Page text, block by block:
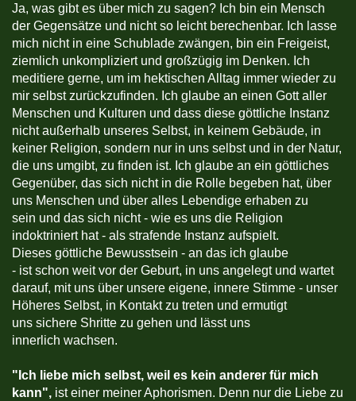
Ja, was gibt es über mich zu sagen? Ich bin ein Mensch
der Gegensätze und nicht so leicht berechenbar. Ich lasse
mich nicht in eine Schublade zwängen, bin ein Freigeist,
ziemlich unkompliziert und großzügig im Denken. Ich
meditiere gerne, um im hektischen Alltag immer wieder zu
mir selbst zurückzufinden. Ich glaube an einen Gott aller
Menschen und Kulturen und dass diese göttliche Instanz
nicht außerhalb unseres Selbst, in keinem Gebäude, in
keiner Religion, sondern nur in uns selbst und in der Natur,
die uns umgibt, zu finden ist. Ich glaube an ein göttliches
Gegenüber, das sich nicht in die Rolle begeben hat, über
uns Menschen und über alles Lebendige erhaben zu
sein und das sich nicht - wie es uns die Religion
indoktriniert hat - als strafende Instanz aufspielt.
Dieses göttliche Bewusstsein - an das ich glaube
- ist schon weit vor der Geburt, in uns angelegt und wartet
darauf, mit uns über unsere eigene, innere Stimme - unser
Höheres Selbst, in Kontakt zu treten und ermutigt
uns sichere Shritte zu gehen und lässt uns
innerlich wachsen.
" Ich liebe mich selbst, weil es kein anderer für mich
kann", ist einer meiner Aphorismen. Denn nur die Liebe zu